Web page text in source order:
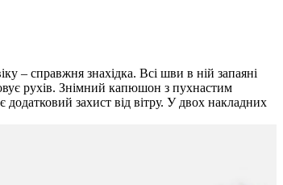
– справжня знахідка. Всі шви в ній запаяні
рухів. Знімний капюшон з пухнастим
додатковий захист від вітру. У двох накладних